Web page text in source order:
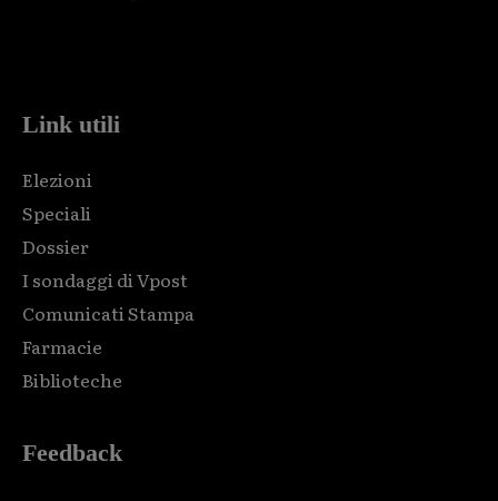
Link utili
Elezioni
Speciali
Dossier
I sondaggi di Vpost
Comunicati Stampa
Farmacie
Biblioteche
Feedback